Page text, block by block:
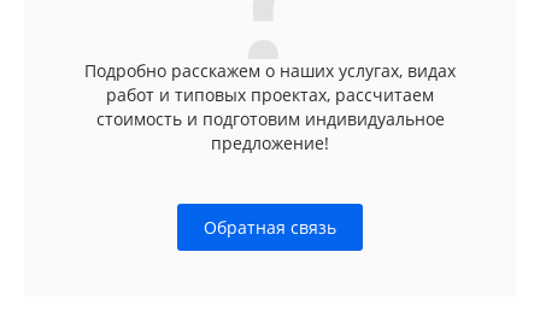
Подробно расскажем о наших услугах, видах
работ и типовых проектах, рассчитаем
стоимость и подготовим индивидуальное
предложение!
Обратная связь